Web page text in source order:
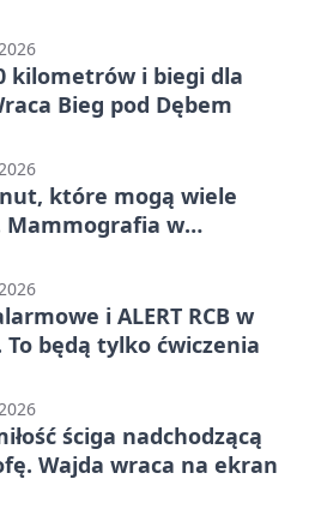
kilometrów i biegi dla
Bieg pod Dębem
które mogą wiele
Mammografia w
i ALERT RCB w
To będą tylko ćwiczenia
ściga nadchodzącą
Wajda wraca na ekran